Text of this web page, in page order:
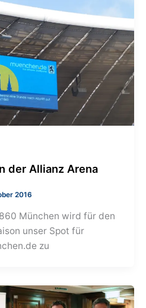
der Allianz Arena
2016
München wird für den
unser Spot für
zu